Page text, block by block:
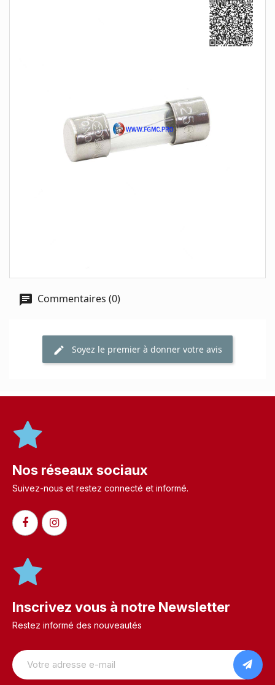
Commentaires (0)
Soyez le premier à donner votre avis
Nos réseaux sociaux
Suivez-nous et restez connecté et informé.​
Inscrivez vous à notre Newsletter
Restez informé des nouveautés